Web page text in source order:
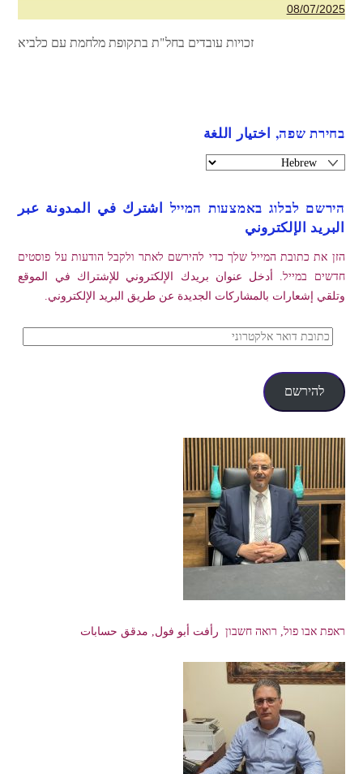
08/07/2025
זכויות עובדים בחל"ת בתקופת מלחמת עם כלביא
בחירת שפה, اختيار اللغة
הירשם לבלוג באמצעות המייל اشترك في المدونة عبر
البريد الإلكتروني
הזן את כתובת המייל שלך כדי להירשם לאתר ולקבל הודעות על פוסטים
חדשים במייל. أدخل عنوان بريدك الإلكتروني للإشتراك في الموقع
وتلقي إشعارات بالمشاركات الجديدة عن طريق البريد الإلكتروني.
כתובת
אלקטרוני
להירשם
ראפת אבו פול, רואה חשבון رأفت أبو فول, مدقق حسابات